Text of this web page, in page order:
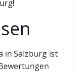
in Salzburg ist